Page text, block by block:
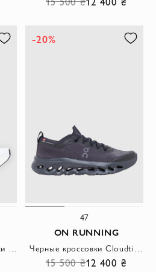
-20%
47
ON RUNNING
15 500 ₴12 400 ₴